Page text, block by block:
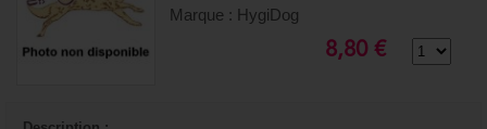
Marque : HygiDog
8,80 €